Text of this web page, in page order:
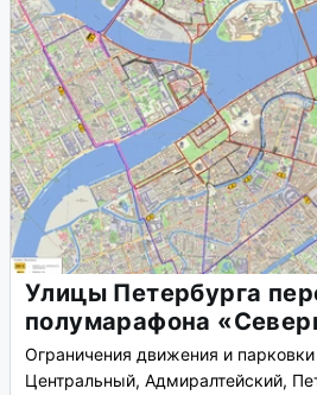
Улицы Петербурга
полумарафона
Ограничения движения и парковки
Центральный, Адмиралтейский,